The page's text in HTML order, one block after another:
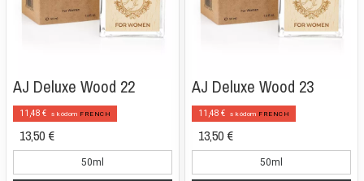
AJ Deluxe Wood 22
11,48 € s kódom FRENCH
13,50 €
50ml
AJ Deluxe Wood 23
11,48 € s kódom FRENCH
13,50 €
50ml